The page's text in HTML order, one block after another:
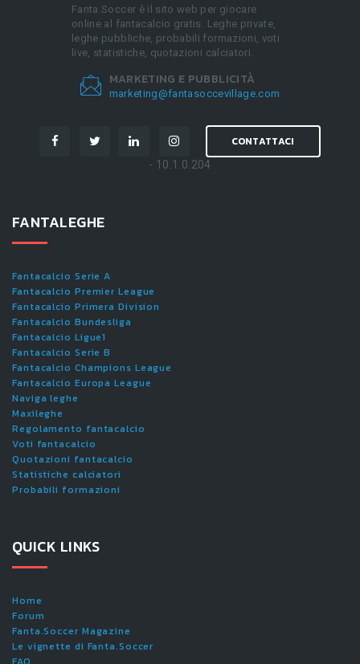
Fanta.Soccer è il sito web per giocare
online al fantacalcio gratis. Leghe private,
leghe pubbliche, probabili formazioni, voti
live, statistiche, quotazioni calciatori.
MARKETING E PUBBLICITÀ
marketing@fantasoccevillage.com
CONTATTACI
- 10.1.0.204
FANTALEGHE
Fantacalcio Serie A
Fantacalcio Premier League
Fantacalcio Primera Division
Fantacalcio Bundesliga
Fantacalcio Ligue1
Fantacalcio Serie B
Fantacalcio Champions League
Fantacalcio Europa League
Naviga leghe
Maxileghe
Regolamento fantacalcio
Voti fantacalcio
Quotazioni fantacalcio
Statistiche calciatori
Probabili formazioni
QUICK LINKS
Home
Forum
Fanta.Soccer Magazine
Le vignette di Fanta.Soccer